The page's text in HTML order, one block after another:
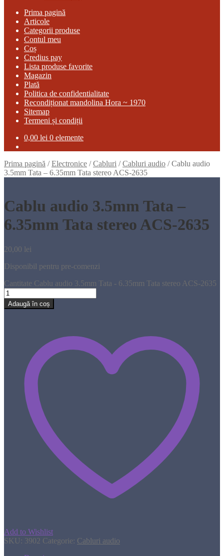
Prima pagină
Articole
Categorii produse
Contul meu
Coș
Credius pay
Lista produse favorite
Magazin
Plată
Politica de confidentialitate
Recondiționat mandolina Hora ~ 1970
Sitemap
Termeni și condiții
0,00 lei 0 elemente
Prima pagină /Electronice /Cabluri /Cabluri audio /Cablu audio
3.5mm Tata – 6.35mm Tata stereo ACS-2635
Cablu audio 3.5mm Tata –
6.35mm Tata stereo ACS-2635
20,00 lei
Disponibil pentru pre-comenzi
Cantitate Cablu audio 3.5mm Tata - 6.35mm Tata stereo ACS-2635
Adaugă în coș
Add to Wishlist
SKU: 3902 Categorie: Cabluri audio